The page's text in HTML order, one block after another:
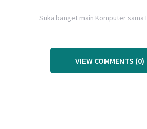
Suka banget main Komputer sama
VIEW COMMENTS (0)